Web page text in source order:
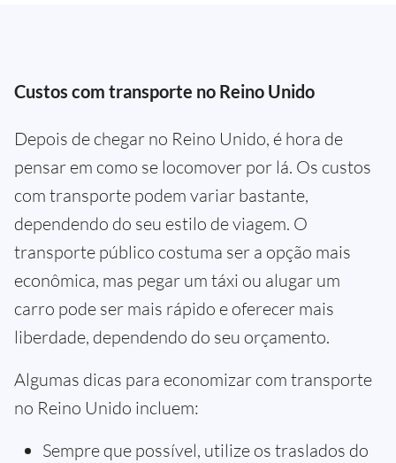
Custos com transporte no Reino Unido
Depois de chegar no Reino Unido, é hora de
pensar em como se locomover por lá. Os custos
com transporte podem variar bastante,
dependendo do seu estilo de viagem. O
transporte público costuma ser a opção mais
econômica, mas pegar um táxi ou alugar um
carro pode ser mais rápido e oferecer mais
liberdade, dependendo do seu orçamento.
Algumas dicas para economizar com transporte
no Reino Unido incluem:
Sempre que possível, utilize os traslados do